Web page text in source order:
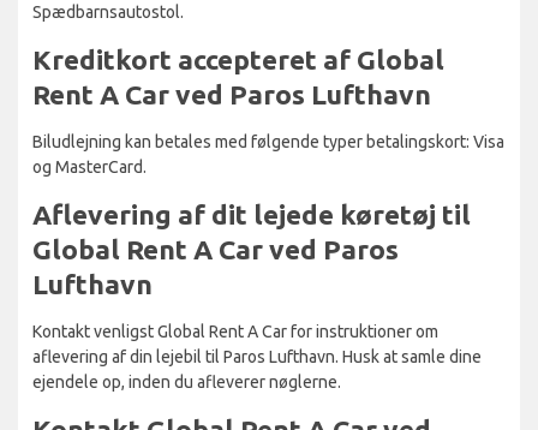
Spædbarnsautostol.
Kreditkort accepteret af Global
Rent A Car ved Paros Lufthavn
Biludlejning kan betales med følgende typer betalingskort: Visa
og MasterCard.
Aflevering af dit lejede køretøj til
Global Rent A Car ved Paros
Lufthavn
Kontakt venligst Global Rent A Car for instruktioner om
aflevering af din lejebil til Paros Lufthavn. Husk at samle dine
ejendele op, inden du afleverer nøglerne.